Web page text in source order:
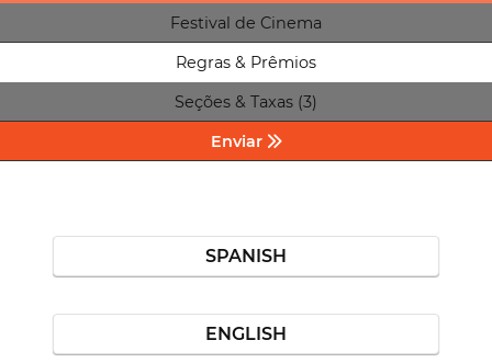
Festival de Cinema
Regras & Prêmios
Seções & Taxas (3)
Enviar
SPANISH
ENGLISH